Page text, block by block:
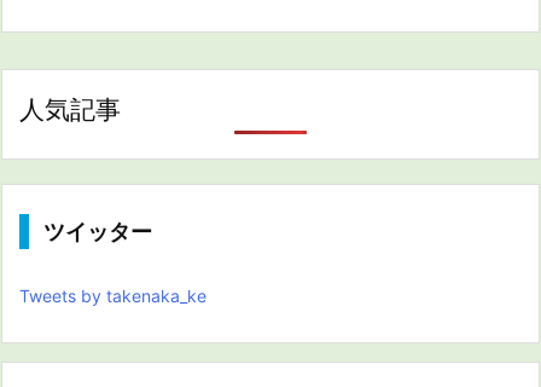
人気記事
ツイッター
Tweets by takenaka_ke